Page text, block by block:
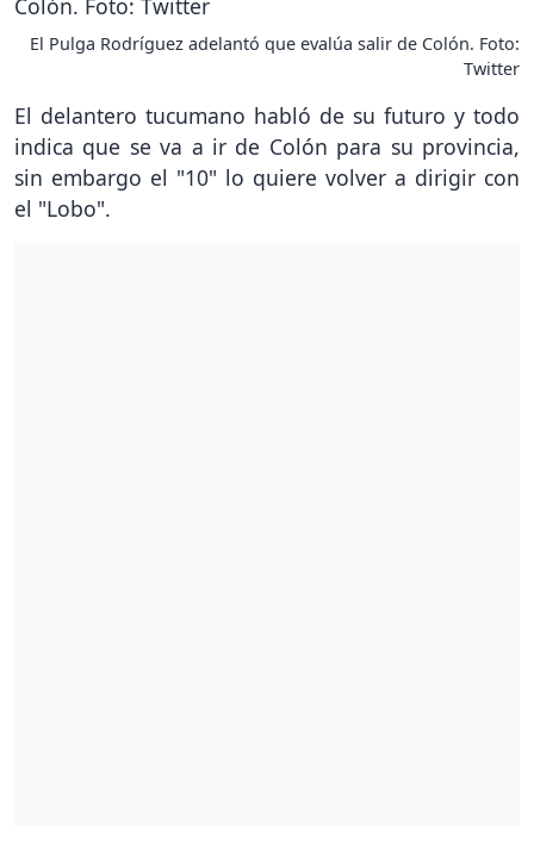
El Pulga Rodríguez adelantó que evalúa salir de Colón. Foto:
Twitter
El delantero tucumano habló de su futuro y todo
indica que se va a ir de Colón para su provincia,
sin embargo el "10" lo quiere volver a dirigir con
el "Lobo".